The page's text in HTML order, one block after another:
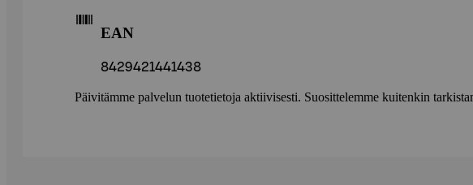
EAN
8429421441438
Päivitämme palvelun tuotetietoja aktiivisesti. Suosittelemme kuitenkin